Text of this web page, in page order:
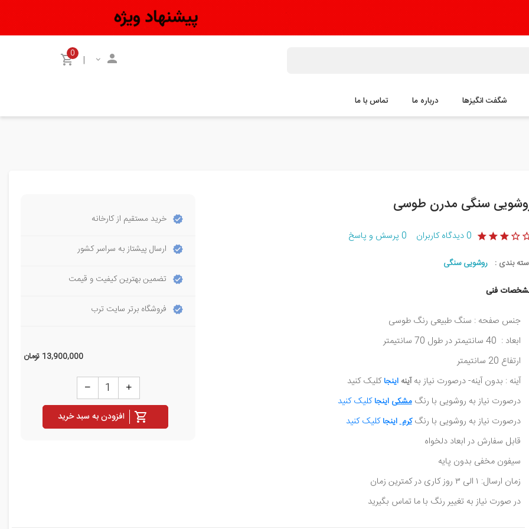
|
0
شگفت انگیزها درباره ما تماس با ما
سنگی مدرن طوسی
0دیدگاه کاربران 0 پرسش و پاسخ
بندی : روشویی سنگی
فنی
جنس صفحه : سنگ طبیعی رنگ طوسی
ابعاد : 40 سانتیمتر در طول 70 سانتیمتر
ارتفاع 20 سانتیمتر
آینه : بدون آینه- درصورت نیاز بهآینه اینجاکلیک کنید
درصورت نیاز به روشویی با رنگمشکی اینجاکلیک کنید
درصورت نیاز به روشویی با رنگ کرماینجاکلیک کنید
قابل سفارش در ابعاد دلخواه
سیفون مخفی بدون پایه
زمان ارسال: ۱ الی ۳ روز کاری در کمترین زمان
در صورت نیاز به تغییر رنگ با ما تماس بگیرید
خرید مستقیم از کارخانه
ارسال پیشتاز به سراسر کشور
تضمین بهترین کیفیت و قیمت
فروشگاه برتر سایت ترب
13,900,000 تومان
افزودن به سبد خرید